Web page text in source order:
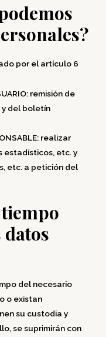
por el artículo 6
remisión de
y del boletín
realizar
estadísticos, etc. y
etc. a petición del
del necesario
o existan
su custodia y
se suprimirán con